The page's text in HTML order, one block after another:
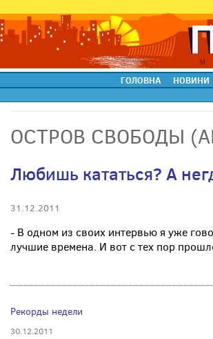
ГОЛОВНА НОВИНИ
ОСТРОВ СВОБОДЫ
Любишь кататься? А
31.12.2011
- В одном из своих интервью я уже
лучшие времена. И вот с тех пор
Рекорды недели
30.12.2011